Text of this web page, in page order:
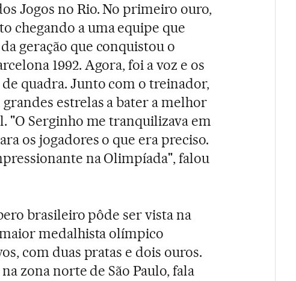
Jogos no Rio. No primeiro ouro,
chegando a uma equipe que
geração que conquistou o
1992. Agora, foi a voz e os
quadra. Junto com o treinador,
estrelas a bater a melhor
"O Serginho me tranquilizava em
os jogadores o que era preciso.
na Olimpíada", falou
brasileiro pôde ser vista na
medalhista olímpico
com duas pratas e dois ouros.
zona norte de São Paulo, fala